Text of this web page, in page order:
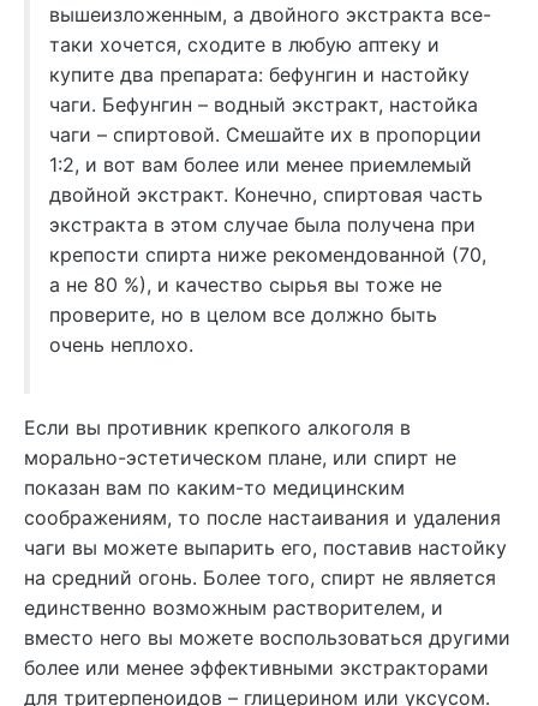
вышеизложенным, а двойного экстракта все-
таки хочется, сходите в любую аптеку и
купите два препарата: бефунгин и настойку
чаги. Бефунгин – водный экстракт, настойка
чаги – спиртовой. Смешайте их в пропорции
1:2, и вот вам более или менее приемлемый
двойной экстракт. Конечно, спиртовая часть
экстракта в этом случае была получена при
крепости спирта ниже рекомендованной (70,
а не 80 %), и качество сырья вы тоже не
проверите, но в целом все должно быть
очень неплохо.
Если вы противник крепкого алкоголя в
морально-эстетическом плане, или спирт не
показан вам по каким-то медицинским
соображениям, то после настаивания и удаления
чаги вы можете выпарить его, поставив настойку
на средний огонь. Более того, спирт не является
единственно возможным растворителем, и
вместо него вы можете воспользоваться другими
более или менее эффективными экстракторами
для тритерпеноидов – глицерином или уксусом.